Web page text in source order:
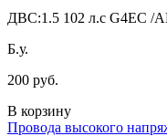
ДВС:1.5 102 л.с G4EC /
Б.у.
200 руб.
В корзину
Провода высокого